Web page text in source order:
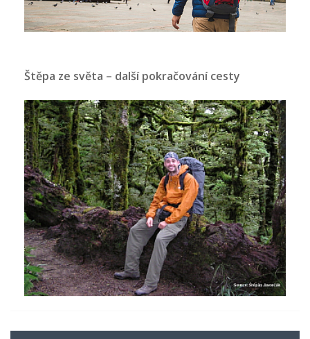
Štěpa ze světa – další pokračování cesty